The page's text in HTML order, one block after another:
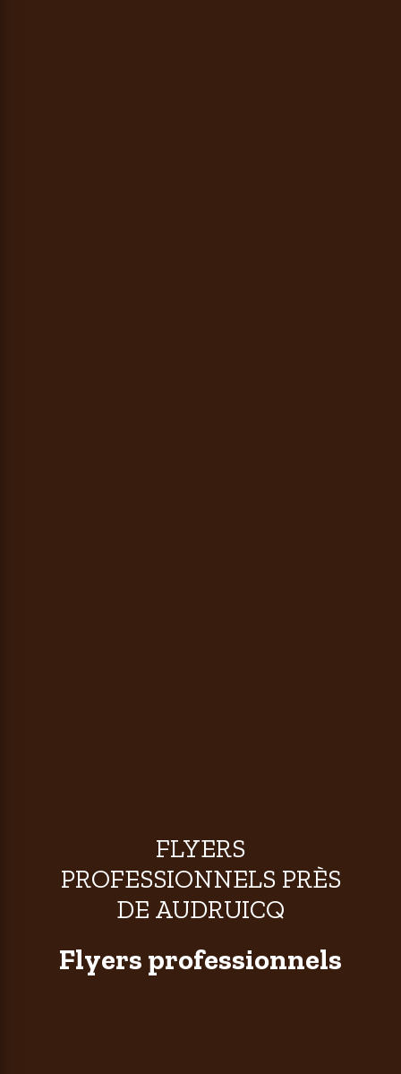
FLYERS
PROFESSIONNELS PRÈS
DE AUDRUICQ
Flyers professionnels